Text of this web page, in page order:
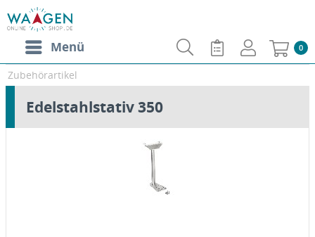
Menü 0
Zubehörartikel
Edelstahlstativ 350